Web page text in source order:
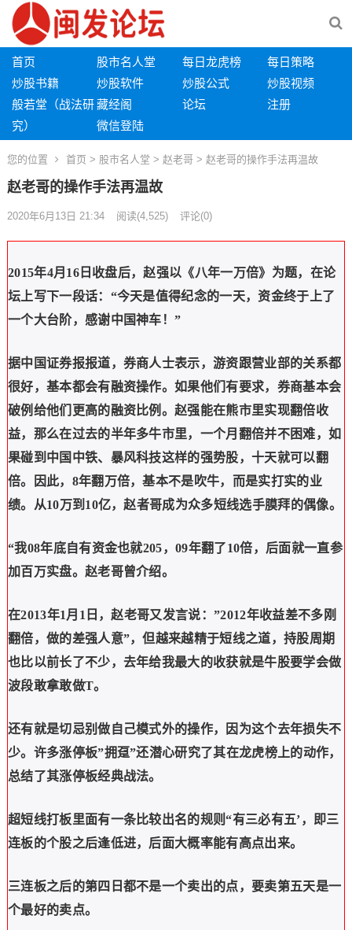
首页 股市名人堂 每日龙虎榜
每日策略
炒股书籍
炒股软件 炒股公式
炒股视频
般若堂（战法研
究）
藏经阁 论坛
注册
微信登陆
您的位置 首页 > 股市名人堂 > 赵老哥 > 赵老哥的操作手法再温故
赵老哥的操作手法再温故
2020年6月13日 21:34 阅读(4,525) 评论(0)
2015年4月16日收盘后，赵强以《八年一万倍》为题，在论
坛上写下一段话：“今天是值得纪念的一天，资金终于上了
一个大台阶，感谢中国神车！”
据中国证券报报道，券商人士表示，游资跟营业部的关系都
很好，基本都会有融资操作。如果他们有要求，券商基本会
破例给他们更高的融资比例。赵强能在熊市里实现翻倍收
益，那么在过去的半年多牛市里，一个月翻倍并不困难，如
果碰到中国中铁、暴风科技这样的强势股，十天就可以翻
倍。因此，8年翻万倍，基本不是吹牛，而是实打实的业
绩。从10万到10亿，赵者哥成为众多短线选手膜拜的偶像。
“我08年底自有资金也就205，09年翻了10倍，后面就一直参
加百万实盘。赵老哥曾介绍。
在2013年1月1日，赵老哥又发言说：”2012年收益差不多刚
翻倍，做的差强人意”，但越来越精于短线之道，持股周期
也比以前长了不少，去年给我最大的收获就是牛股要学会做
波段敢拿敢做T。
还有就是切忌别做自己模式外的操作，因为这个去年损失不
少。许多涨停板”拥趸”还潜心研究了其在龙虎榜上的动作，
总结了其涨停板经典战法。
超短线打板里面有一条比较出名的规则“有三必有五’，即三
连板的个股之后逢低进，后面大概率能有高点出来。
三连板之后的第四日都不是一个卖出的点，要卖第五天是一
个最好的卖点。